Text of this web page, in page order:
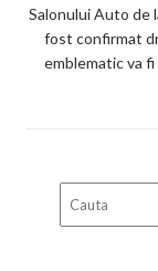
Salonului Auto de
fost confirmat
emblematic va